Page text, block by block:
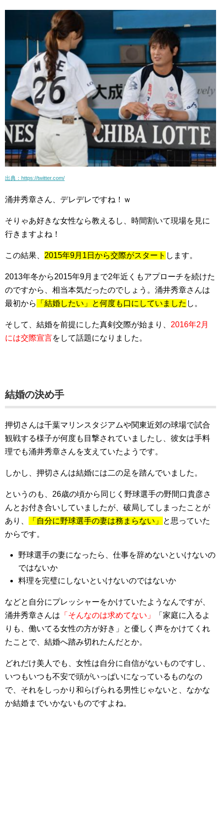
出典：https://twitter.com/
涌井秀章さん、デレデレですね！ｗ
そりゃあ好きな女性なら教えるし、時間割いて現場を見に
行きますよね！
この結果、 2015年9月1日から交際がスタート します。
2013年冬から2015年9月まで2年近くもアプローチを続けた
のですから、相当本気だったのでしょう。涌井秀章さんは
最初から
「結婚したい」と何度も口にしていました し。
そして、結婚を前提にした真剣交際が始まり、 2016年2月
には交際宣言をして話題になりました。
結婚の決め手
押切さんは千葉マリンスタジアムや関東近郊の球場で試合
観戦する様子が何度も目撃されていましたし、彼女は手料
理でも涌井秀章さんを支えていたようです。
しかし、押切さんは結婚には二の足を踏んでいました。
というのも、26歳の頃から同じく野球選手の野間口貴彦さ
んとお付き合いしていましたが、破局してしまったことが
あり、
「自分に野球選手の妻は務まらない」
と思っていた
からです。
野球選手の妻になったら、仕事を辞めないといけないの
ではないか
料理を完璧にしないといけないのではないか
などと自分にプレッシャーをかけていたようなんですが、
涌井秀章さんは 「そんなのは求めてない」
「家庭に入るよ
りも、働いてる女性の方が好き」と優しく声をかけてくれ
たことで、結婚へ踏み切れたんだとか。
どれだけ美人でも、女性は自分に自信がないものですし、
いつもいつも不安で頭がいっぱいになっているものなの
で、それをしっかり和らげられる男性じゃないと、なかな
か結婚までいかないものですよね。